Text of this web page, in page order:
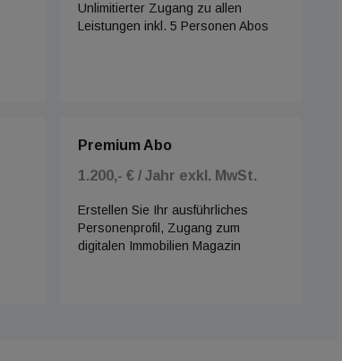
Unlimitierter Zugang zu allen
Leistungen inkl. 5 Personen Abos
Premium Abo
1.200,- € / Jahr exkl. MwSt.
Erstellen Sie Ihr ausführliches
Personenprofil, Zugang zum
digitalen Immobilien Magazin